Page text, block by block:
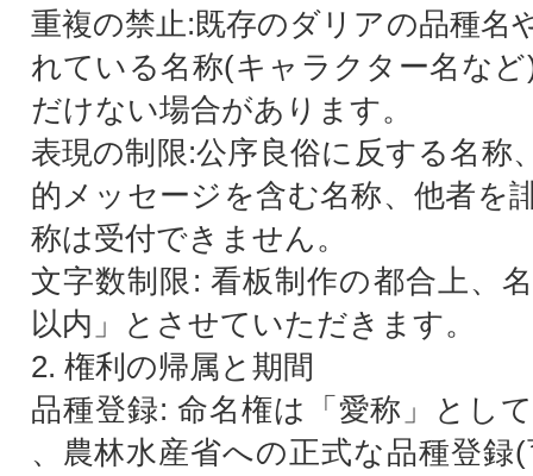
重複の禁止:既存のダリアの品種名
れている名称(キャラクター名な
だけない場合があります。
表現の制限:公序良俗に反する名称
的メッセージを含む名称、他者を
称は受付できません。
文字数制限: 看板制作の都合上、
以内」とさせていただきます。
2. 権利の帰属と期間
品種登録: 命名権は「愛称」とし
、農林水産省への正式な品種登録